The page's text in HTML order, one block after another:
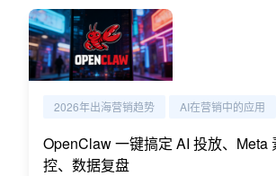
2026年出海营销趋势 AI在营销中的应用
OpenClaw 一键搞定 AI 投放、Meta
控、数据复盘